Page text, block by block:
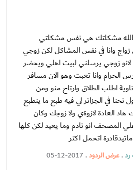
مشكلتك هي نفس مشكلتي
وانا في نفس المشاكل لكن زوجي
زوجي يرسلني لبيت اهلي ويحضر
الحرام وانا تعبت وهو الان مسافر
ناوية اطلب الطلاق وارتاح منو ومن
في الجزائر لي فيه طبع ما ينطبع
العادة لازوةي ولا زوجك وكان
المصحف انو نادم وما يعيد لكن كلها
اتحمل اكتر
.عرض الردود.
05-12-2017